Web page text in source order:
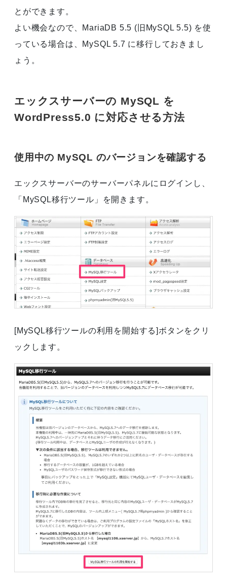
とができます。
よい機会なので、MariaDB 5.5 (旧MySQL 5.5) を使
っている場合は、MySQL 5.7 に移行しておきまし
ょう。
エックスサーバーの MySQL を
WordPress5.0 に対応させる方法
使用中の MySQL のバージョンを確認する
エックスサーバーのサーバーパネルにログインし、
「MySQL移行ツール」を開きます。
[MySQL移行ツールの利用を開始する]ボタンをクリ
ックします。